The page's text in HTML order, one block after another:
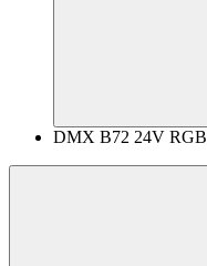
DMX B72 24V RGB